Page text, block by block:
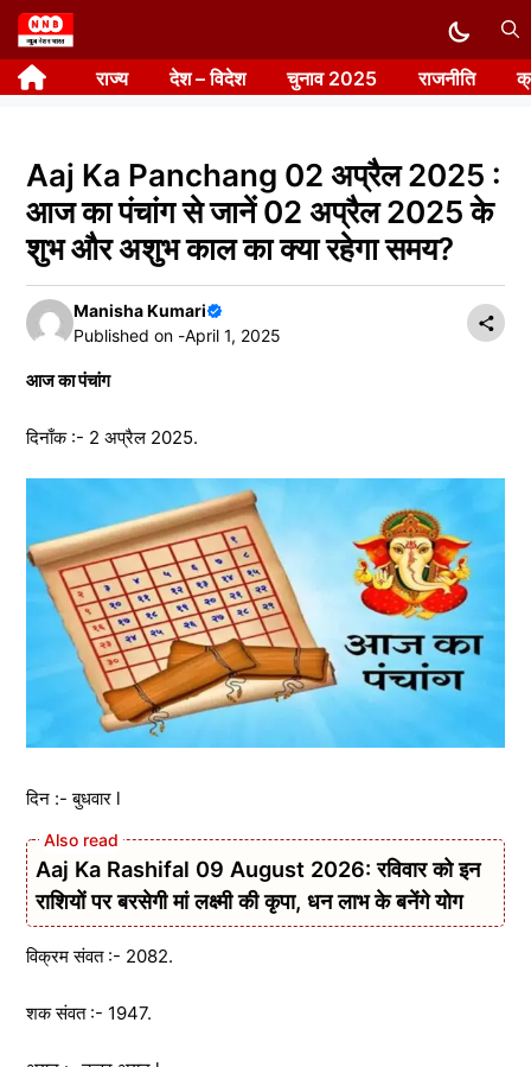
Skip
to
content राज्य देश – विदेश चुनाव 2025 राजनीति
Aaj Ka Panchang 02 अप्रैल 2025 :
आज का पंचांग से जानें 02 अप्रैल 2025 के
शुभ और अशुभ काल का क्या रहेगा समय?
Manisha Kumari
Published on -April 1, 2025
आज का पंचांग
दिनाँक :- 2 अप्रैल 2025.
दिन :- बुधवार l
Aaj Ka Rashifal 09 August 2026: रविवार को इन
राशियों पर बरसेगी मां लक्ष्मी की कृपा, धन लाभ के बनेंगे योग
विक्रम संवत :- 2082.
शक संवत :- 1947.